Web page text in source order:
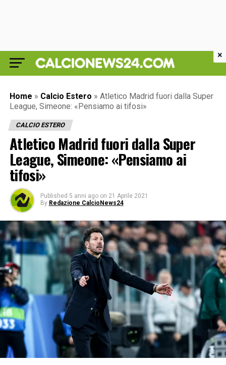
Home » Calcio Estero » Atletico Madrid fuori dalla Super
League, Simeone: «Pensiamo ai tifosi»
CALCIO ESTERO
Atletico Madrid fuori dalla Super
League, Simeone: «Pensiamo ai
tifosi»
Published 5 anni ago on 21 Aprile 2021
By Redazione CalcioNews24
×